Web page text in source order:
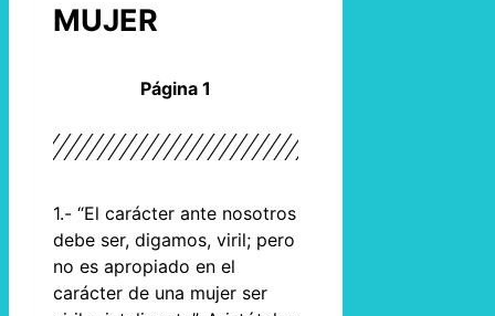
MUJER
Página 1
1.- “El carácter ante nosotros
debe ser, digamos, viril; pero
no es apropiado en el
carácter de una mujer ser